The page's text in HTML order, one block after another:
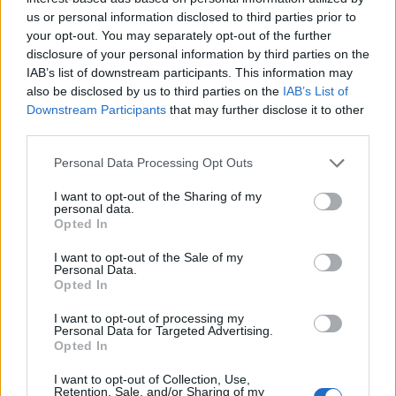
us or personal information disclosed to third parties prior to
your opt-out. You may separately opt-out of the further
disclosure of your personal information by third parties on the
IAB’s list of downstream participants. This information may
also be disclosed by us to third parties on the IAB’s List of
Downstream Participants that may further disclose it to other
Personal Data Processing Opt Outs
I want to opt-out of the Sharing of my
personal data.
Opted In
I want to opt-out of the Sale of my
Personal Data.
Opted In
I want to opt-out of processing my
Personal Data for Targeted Advertising.
Opted In
I want to opt-out of Collection, Use,
Retention, Sale, and/or Sharing of my
Shtuarmë2.08.2022 19:34
Tags:
Gledis Nano , Policia e Shtetit ,
vdekja e
7 vjacares ne himare